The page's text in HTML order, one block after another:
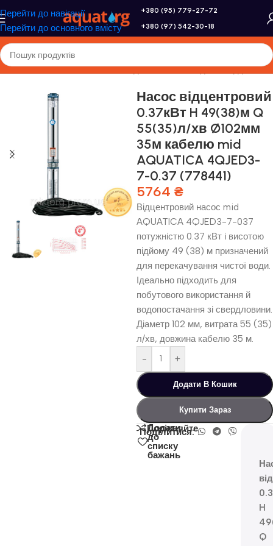
Перейти до навігації
Перейти до основного вмісту
+380 (95) 779-27-72
+380 (97) 542-30-18
/Насоси та насосне обладнання/Насоси для свердловини
Насос відцентровий
0.37кВт H 49(38)м Q
55(35)л/хв Ø102мм
35м кабелю mid
AQUATICA 4QJED3-
7-0.37 (778441)
5764 ₴
Відцентровий насос mid
AQUATICA 4QJED3-7-037
потужністю 0.37 кВт і висотою
підйому 49 (38) м призначений
для перекачування чистої води.
Ідеально підходить для
побутового використання й
водопостачання зі свердловини.
Діаметр 102 мм, витрата 55 (35)
л/хв, довжина кабелю 35 м.
-
+
Додати В Кошик
Купити Зараз
Порівняйте
Додати
до
списку
бажань
Поділитися:
H
Q